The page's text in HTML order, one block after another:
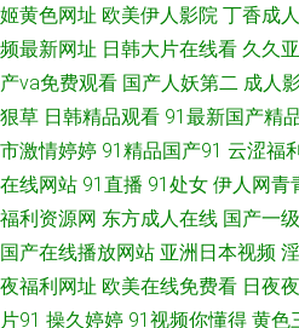
中文字幕少妇三区 久草国产av 91色金典
费观看 91成人超碰人人 久久精品一本
线观看 色婷婷视频福利导航 九一视频网
澎湃 东方影库四虎8848 91岛国大片 男女
姬黄色网址 欧美伊人影院 丁香成
频最新网址 日韩大片在线看 久久
产va免费观看 国产人妖第二 成人
狠草 日韩精品观看 91最新国产精
市激情婷婷 91精品国产91 云涩福
在线网站 91直播 91处女 伊人网青
福利资源网 东方成人在线 国产一
国产在线播放网站 亚洲日本视频
夜福利网址 欧美在线免费看 日夜
片91 操久婷婷 91视频你懂得 黄色